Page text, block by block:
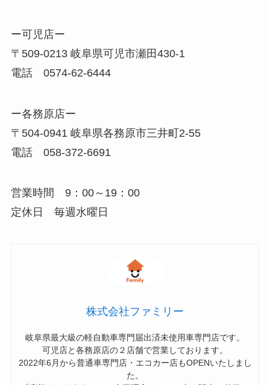
ー可児店ー
〒509-0213 岐阜県可児市瀬田430-1
電話 0574-62-6444
ー各務原店ー
〒504-0941 岐阜県各務原市三井町2-55
電話 058-372-6691
営業時間 9：00～19：00
定休日 毎週水曜日
株式会社ファミリー
岐阜県最大級の軽自動車専門届出済未使用車専門店です。
可児店と各務原店の２店舗で営業しております。
2022年6月から普通車専門店・エコカー店もOPENいたしまし
た。